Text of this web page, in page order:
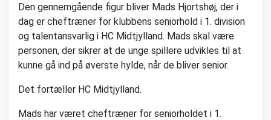
Den gennemgående figur bliver Mads Hjortshøj, der i
dag er cheftræner for klubbens seniorhold i 1. division
og talentansvarlig i HC Midtjylland. Mads skal være
personen, der sikrer at de unge spillere udvikles til at
kunne gå ind på øverste hylde, når de bliver senior.
Det fortæller HC Midtjylland.
Mads har været cheftræner for seniorholdet i 1.